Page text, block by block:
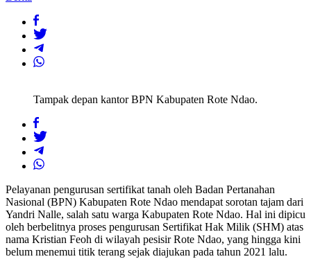
Tampak depan kantor BPN Kabupaten Rote Ndao.
Pelayanan pengurusan sertifikat tanah oleh Badan Pertanahan
Nasional (BPN) Kabupaten Rote Ndao mendapat sorotan tajam dari
Yandri Nalle, salah satu warga Kabupaten Rote Ndao. Hal ini dipicu
oleh berbelitnya proses pengurusan Sertifikat Hak Milik (SHM) atas
nama Kristian Feoh di wilayah pesisir Rote Ndao, yang hingga kini
belum menemui titik terang sejak diajukan pada tahun 2021 lalu.